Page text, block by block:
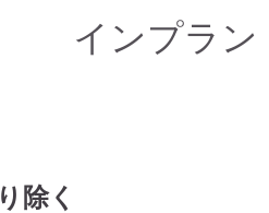
インプラン
除く